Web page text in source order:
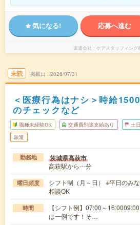
気になる! 応募へ進む
派遣会社 ケアスタッフィング
未読 掲載日 2026/07/31
＜医療行為はナシ＞時給
のチェックなど
職種未経験OK 交通費別途支給あり 土
派遣
勤務地 茨城県高萩市
高萩駅から---分
曜日頻度
シフト制（月～日） ※平日のみ
相談OK
時間
【シフト例】07:00～
は一例です！そ…